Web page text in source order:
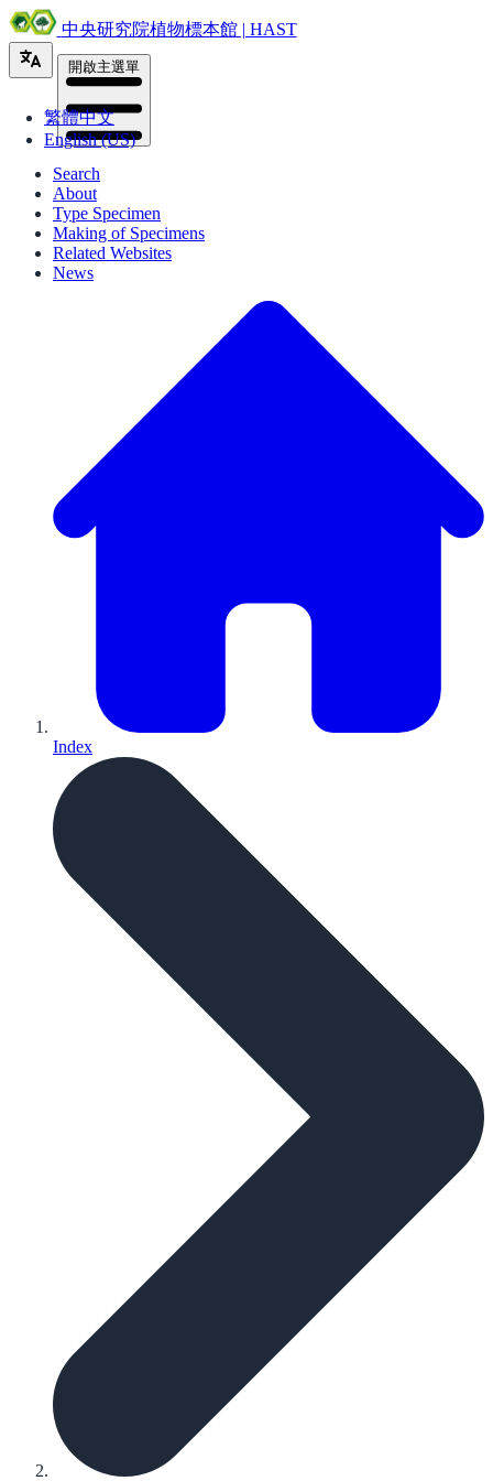
中央研究院植物標本館 | HAST
繁體中文
English (US)
開啟主選單
Search
About
Type Specimen
Making of Specimens
Related Websites
News
Index